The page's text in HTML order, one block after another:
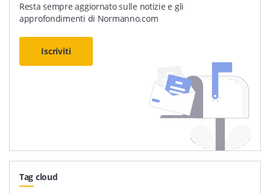
Resta sempre aggiornato sulle notizie e gli
approfondimenti di Normanno.com
Iscriviti
Tag cloud